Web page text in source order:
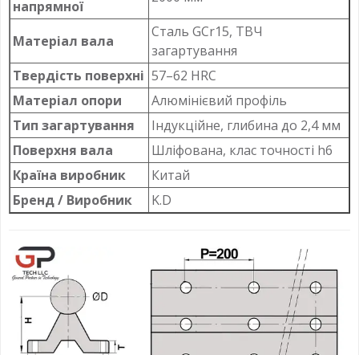
напрямної
Матеріал вала
Сталь GCr15, ТВЧ
загартування
Твердість поверхні 57–62 HRC
Матеріал опори
Алюмінієвий профіль
Тип загартування
Індукційне, глибина до 2,4 мм
Поверхня вала
Шліфована, клас точності h6
Країна виробник
Китай
Бренд / Виробник
K.D